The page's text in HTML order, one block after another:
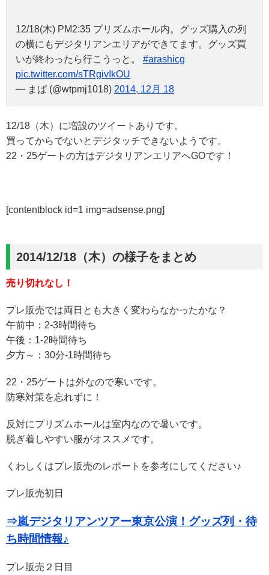
12/18(木) PM2:35 プリズムホール内。グッズ購入の列
の横にもデジタリアンエリアができてます。グッズ買
いが終わったら行こうっと。 #arashicg
pic.twitter.com/sTRgivIkOU
— まぱ (@wtpmj1018) 2014, 12月 18
12/18（木）に増設のツイートありです。
買ってからでないとデジタッチできないようです。
22・25ゲートの方はデジタリアンエリアへGOです！
[contentblock id=1 img=adsense.png]
2014/12/18（木）の様子をまとめ
売り切れなし！
プレ販売では両日とも大きく変わらなかったかな？
午前中：2-3時間待ち
午後：1-2時間待ち
夕方～：30分-1時間待ち
22・25ゲートは外なので寒いです。
防寒対策を忘れずに！
反対にプリズムホールは室内なので暑いです。
脱ぎ着しやすい服がオススメです。
くわしくはプレ販売のレポートを参考にしてください♪
プレ販売初日
⇒嵐デジタリアンツアー東京公演！グッズ列・待
ち時間情報♪
プレ販売２日目